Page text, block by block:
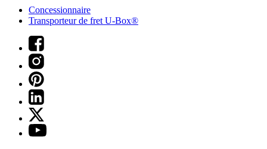
Concessionnaire
Transporteur de fret U-Box®